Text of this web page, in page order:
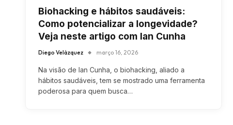
Biohacking e hábitos saudáveis:
Como potencializar a longevidade?
Veja neste artigo com Ian Cunha
Diego Velázquez março 16, 2026
Na visão de Ian Cunha, o biohacking, aliado a
hábitos saudáveis, tem se mostrado uma ferramenta
poderosa para quem busca…